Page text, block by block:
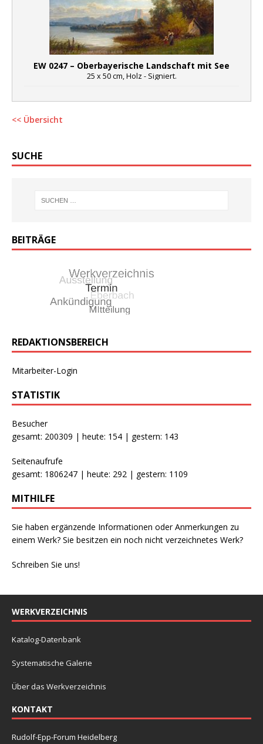
EW 0247 – Oberbayerische Landschaft mit See
25 x 50 cm, Holz - Signiert.
<< Übersicht
SUCHE
BEITRÄGE
REDAKTIONSBEREICH
Mitarbeiter-Login
STATISTIK
Besucher
gesamt: 200309 | heute: 154 | gestern: 143
Seitenaufrufe
gesamt: 1806247 | heute: 292 | gestern: 1109
MITHILFE
Sie haben ergänzende Informationen oder Anmerkungen zu
einem Werk? Sie besitzen ein noch nicht verzeichnetes Werk?
Schreiben Sie uns!
WERKVERZEICHNIS
Katalog-Datenbank
Systematische Galerie
Über das Werkverzeichnis
KONTAKT
Rudolf-Epp-Forum Heidelberg